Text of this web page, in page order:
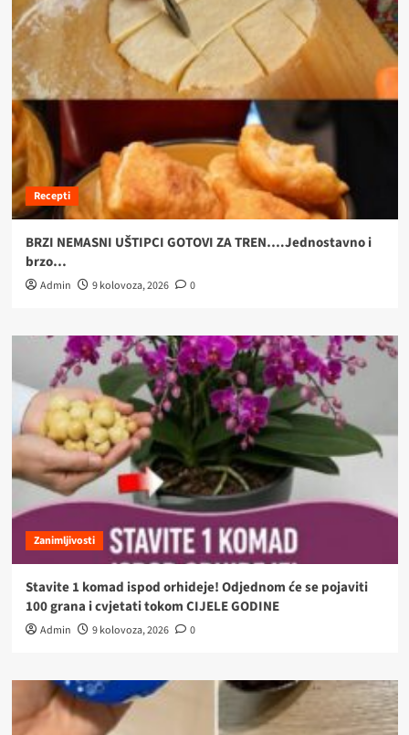
Recepti
BRZI NEMASNI UŠTIPCI GOTOVI ZA TREN….Jednostavno i
brzo…
Admin 9 kolovoza, 2026 0
Zanimljivosti
Stavite 1 komad ispod orhideje! Odjednom će se pojaviti
100 grana i cvjetati tokom CIJELE GODINE
Admin 9 kolovoza, 2026 0